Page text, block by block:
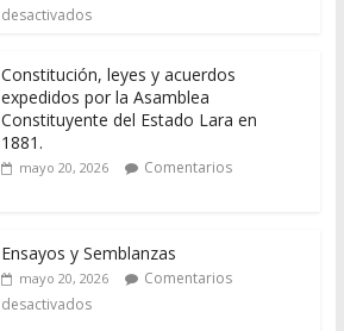
desactivados
Constitución, leyes y acuerdos
expedidos por la Asamblea
Constituyente del Estado Lara en
1881.
mayo 20, 2026
Comentarios
Ensayos y Semblanzas
mayo 20, 2026
Comentarios
desactivados